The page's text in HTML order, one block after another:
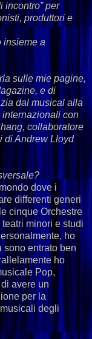
incontro” per
produttori e
insieme a
sulle mie pagine,
e di
dal musical alla
internazionali con
collaboratore
di Andrew Lloyd
dove i
differenti generi
cinque Orchestre
minori e studi
ho
sono entrato ben
ho
Pop,
avere un
per la
degli